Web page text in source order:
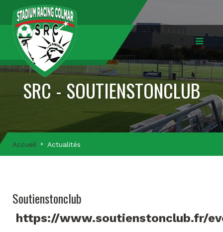
SRC - SOUTIENSTONCLUB
Accueil Actualités
Soutienstonclub
https://www.soutienstonclub.fr/